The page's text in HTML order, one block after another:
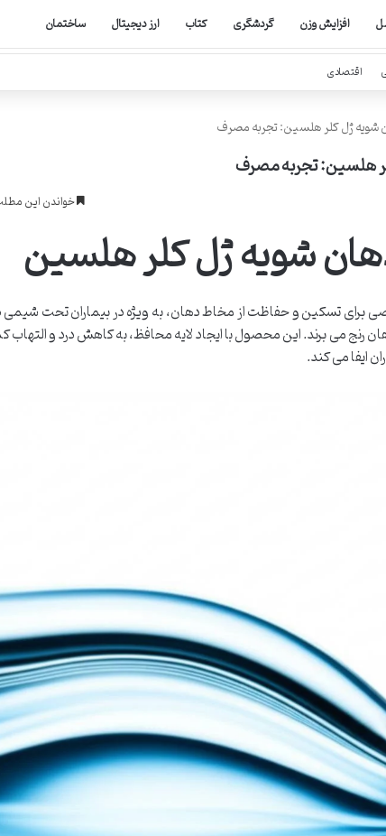
افزایش وزن گردشگری کتاب ارز دیجیتال ساختمان
اقتصادی
شویه ژل کلر هلسین: تجربه مصرف
هلسین: تجربه مصرف
خواندن این مطلب 14 دقیقه زمان
شویه ژل کلر هلسین
تسکین و حفاظت از مخاط دهان، به ویژه در بیماران تحت شیمی
می برند. این محصول با ایجاد لایه محافظ، به کاهش درد و التهاب
ایفا می کند.